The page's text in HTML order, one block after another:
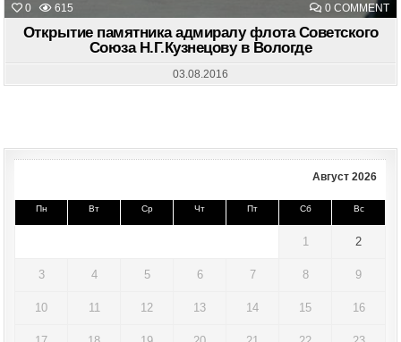
0 615 0 COMMENT
Открытие памятника адмиралу флота Советского
Союза Н.Г.Кузнецову в Вологде
03.08.2016
Август 2026
Пн Вт Ср Чт Пт Сб Вс
1 2
3 4 5 6 7 8 9
10 11 12 13 14 15 16